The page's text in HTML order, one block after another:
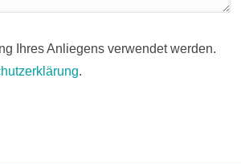
Ihres Anliegens verwendet werden.
.